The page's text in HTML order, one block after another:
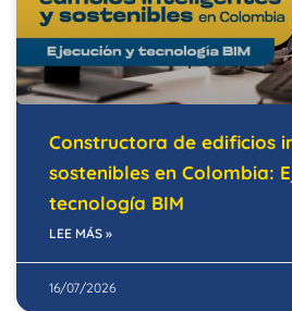
Constructora de edificios
sostenibles en Colombia:
tecnología BIM
LEE MÁS »
16/07/2026